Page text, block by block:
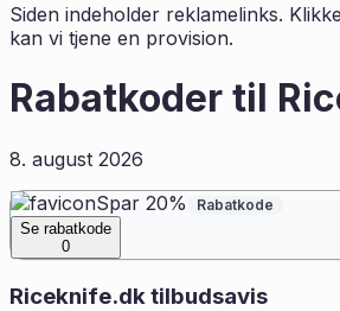
Siden indeholder reklamelinks.
kan vi tjene en provision.
Rabatkoder til
8. august 2026
Spar 20%
Rabatkode
Se rabatkode
0
Riceknife.dktilbudsavis